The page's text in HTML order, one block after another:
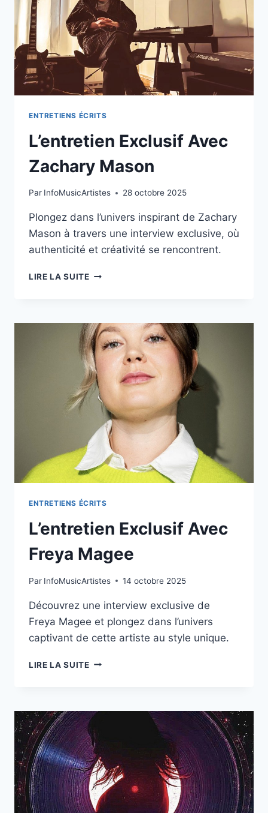
ENTRETIENS ÉCRITS
L’entretien Exclusif Avec
Zachary Mason
Par InfoMusicArtistes 28 octobre 2025
Plongez dans l’univers inspirant de Zachary
Mason à travers une interview exclusive, où
authenticité et créativité se rencontrent.
LIRE LA SUITEL’ENTRETIEN
MASON
ENTRETIENS ÉCRITS
L’entretien Exclusif Avec
Freya Magee
Par InfoMusicArtistes 14 octobre 2025
Découvrez une interview exclusive de
Freya Magee et plongez dans l’univers
captivant de cette artiste au style unique.
LIRE LA SUITEL’ENTRETIEN
MAGEE